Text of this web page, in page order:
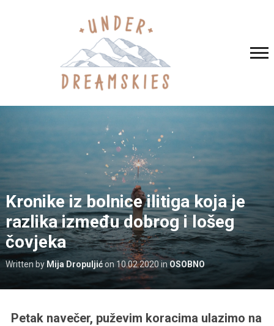
Kronike iz bolnice ilitiga koja je
razlika između dobrog i lošeg
čovjeka
Written by Mija Dropuljićon 10.02.2020 in OSOBNO
Petak navečer, puževim koracima ulazimo na